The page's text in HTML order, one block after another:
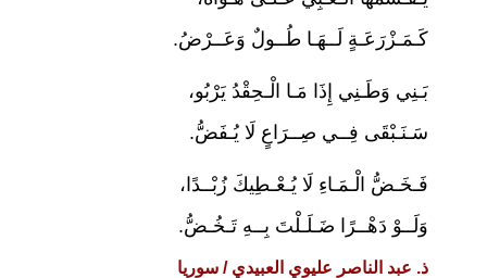
كَـمَـزْرَعَـةٍ لَــهَـا طُــولٌ وَعَــرْضُ.
بَـنِي وَطَـنِي إِذَا مَـا الْـحِقْدُ يَرْبُو،
سَـنَـبْقَى فِــي صِــرَاعٍ لَا يُـفَضُّ.
فَـخَـضُّ الْـمَـاءِ لَا يُـعْـطِيكَ زُبْــدًا،
وَلَــوْ دَهْــرًا ضَـلَـلْتَ بِــهِ تَـخُـضُّ.
ذ. عبد الناصر عليوي العبيدي / سوريا